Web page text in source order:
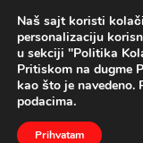
Naslovna Vesti
Naš sajt koristi
personalizaciju
u sekciji "Politika
Pritiskom na dugme
kao što je
podacima.
Prihvatam